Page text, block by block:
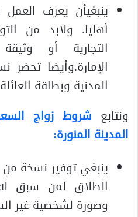
ينبغيأن يعرف
أهليا. ولابد من
التجارية أو
الإمارة.وأيضا
المدنية وبطاقة
ونتابع شروط زواج
المدينة المنورة:
ينبغي توفير نسخة
الطلاق لمن سبق
وصورة لشخصية غير